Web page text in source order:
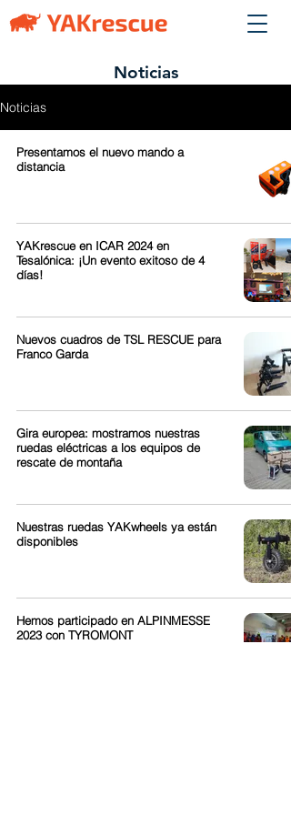
Noticias
Noticias
Presentamos el nuevo mando a
distancia
YAKrescue en ICAR 2024 en
Tesalónica: ¡Un evento exitoso de 4
días!
Nuevos cuadros de TSL RESCUE para
Franco Garda
Gira europea: mostramos nuestras
ruedas eléctricas a los equipos de
rescate de montaña
Nuestras ruedas YAKwheels ya están
disponibles
Hemos participado en ALPINMESSE
2023 con TYROMONT